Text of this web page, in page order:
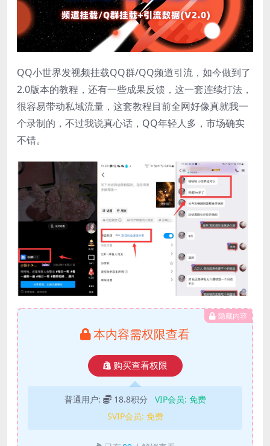
QQ小世界发视频挂载QQ群/QQ频道引流，如今做到了
2.0版本的教程，还有一些成果反馈，这一套连续打法，
很容易带动私域流量，这套教程目前全网好像真就我一
个录制的，不过我说真心话，QQ年轻人多，市场确实
不错。
隐藏内容
本内容需权限查看
购买查看权限
普通用户: 18.8积分 VIP会员: 免费
SVIP会员: 免费